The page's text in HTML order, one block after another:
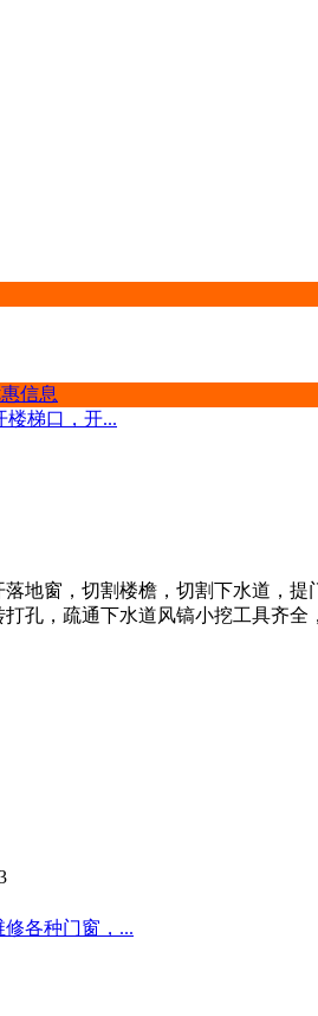
信息
楼梯口，开...
地窗，切割楼檐，切割下水道，
孔，疏通下水道风镐小挖工具齐
各种门窗，...